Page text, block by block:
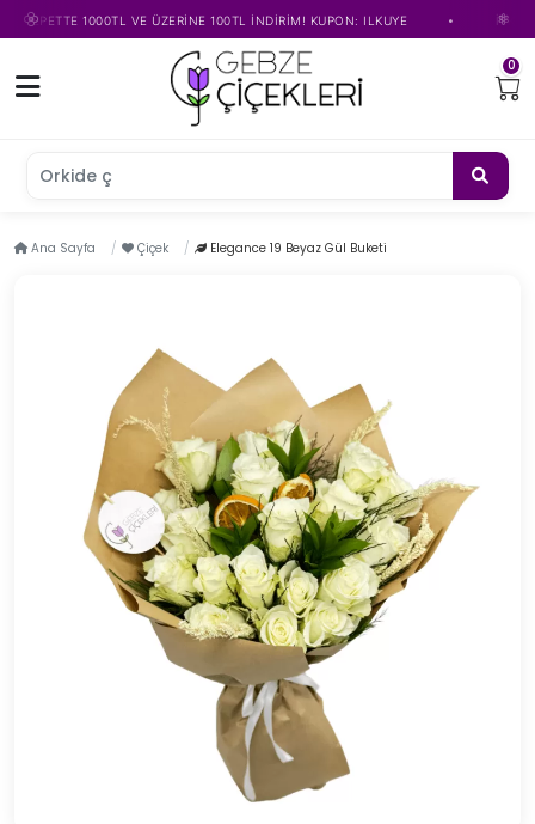
1000TL VE ÜZERİNE 100TL İNDİRİM! KUPON: ILKUYE İLK
0
Orkide çiçe
Ana Sayfa Çiçek Elegance 19 Beyaz Gül Buketi